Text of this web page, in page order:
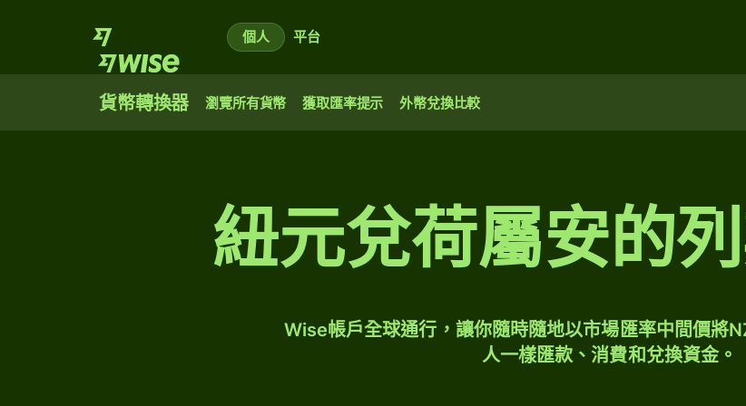
個人 平台
貨幣轉換器 瀏覽所有貨幣 獲取匯率提示 外幣兌換比較
紐元兌荷屬安的
Wise帳戶全球通行，讓你隨時隨地以市場匯率中間價將
人一樣匯款、消費和兌換資金。